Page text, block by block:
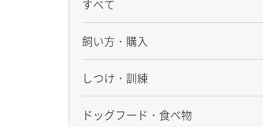
すべて
飼い方・購入
しつけ・訓練
ドッグフード・食べ物